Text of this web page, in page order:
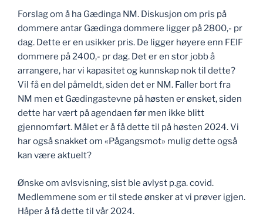
Forslag om å ha Gædinga NM. Diskusjon om pris på
dommere antar Gædinga dommere ligger på 2800,- pr
dag. Dette er en usikker pris. De ligger høyere enn FEIF
dommere på 2400,- pr dag. Det er en stor jobb å
arrangere, har vi kapasitet og kunnskap nok til dette?
Vil få en del påmeldt, siden det er NM. Faller bort fra
NM men et Gædingastevne på høsten er ønsket, siden
dette har vært på agendaen før men ikke blitt
gjennomført. Målet er å få dette til på høsten 2024. Vi
har også snakket om «Pågangsmot» mulig dette også
kan være aktuelt?
Ønske om avlsvisning, sist ble avlyst p.ga. covid.
Medlemmene som er til stede ønsker at vi prøver igjen.
Håper å få dette til vår 2024.